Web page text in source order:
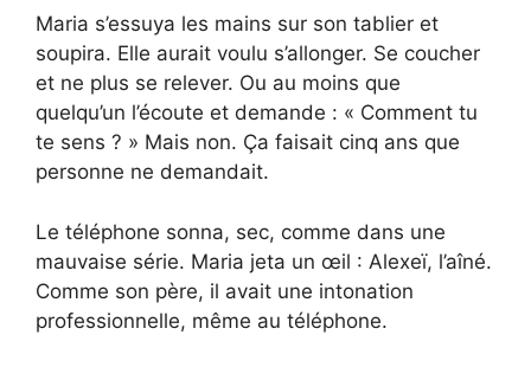
Maria s’essuya les mains sur son tablier et
soupira. Elle aurait voulu s’allonger. Se coucher
et ne plus se relever. Ou au moins que
quelqu’un l’écoute et demande : « Comment tu
te sens ? » Mais non. Ça faisait cinq ans que
personne ne demandait.
Le téléphone sonna, sec, comme dans une
mauvaise série. Maria jeta un œil : Alexeï, l’aîné.
Comme son père, il avait une intonation
professionnelle, même au téléphone.